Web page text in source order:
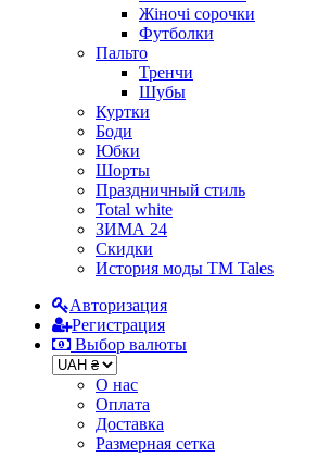
Жіночі сорочки
Футболки
Пальто
Тренчи
Шубы
Куртки
Боди
Юбки
Шорты
Праздничный стиль
Total white
ЗИМА 24
Скидки
История моды ТМ Tales
Авторизация
Регистрация
Выбор валюты
О нас
Оплата
Доставка
Размерная сетка